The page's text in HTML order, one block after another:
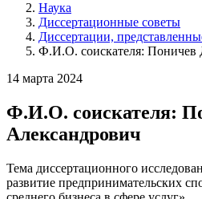
Наука
Диссертационные советы
Диссертации,
Ф.И.О. соискателя: Поничев
14 марта 2024
Ф.И.О. соискателя:
Александрович
Тема диссертационного
развитие предпринимательских